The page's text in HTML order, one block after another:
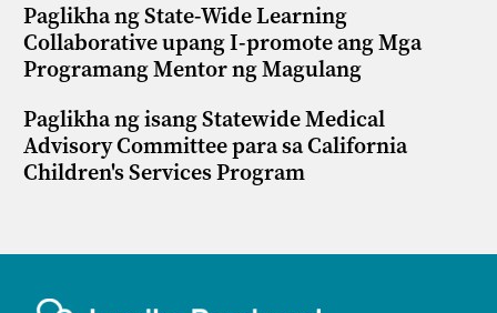
Paglikha ng State-Wide Learning
Collaborative upang I-promote ang Mga
Programang Mentor ng Magulang
Paglikha ng isang Statewide Medical
Advisory Committee para sa California
Children's Services Program